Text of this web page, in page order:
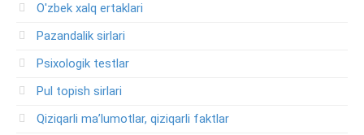
O'zbek xalq ertaklari
Pazandalik sirlari
Psixologik testlar
Pul topish sirlari
Qiziqarli ma’lumotlar, qiziqarli faktlar